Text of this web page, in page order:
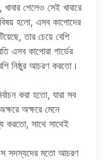
পেলেও সেই খাবারে
হলাে, এসব কাপােদের
তার চেয়ে বেশি
এসব কাপােরা গার্ডের
নিষ্ঠুর আচরণ করতাে।
করা হতাে, যারা সব
অক্ষরে মেনে
করতাে, সাথে সাথেই
সদস্যদের মতাে আচরণ